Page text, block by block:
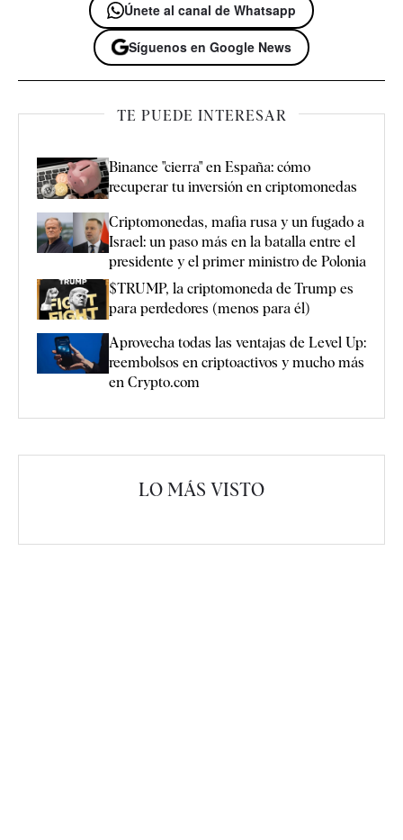
Únete al canal de Whatsapp
Síguenos en Google News
TE PUEDE INTERESAR
Binance "cierra" en España: cómo
recuperar tu inversión en criptomonedas
Criptomonedas, mafia rusa y un fugado a
Israel: un paso más en la batalla entre el
presidente y el primer ministro de Polonia
$TRUMP, la criptomoneda de Trump es
para perdedores (menos para él)
Aprovecha todas las ventajas de Level Up:
reembolsos en criptoactivos y mucho más
en Crypto.com
LO MÁS VISTO